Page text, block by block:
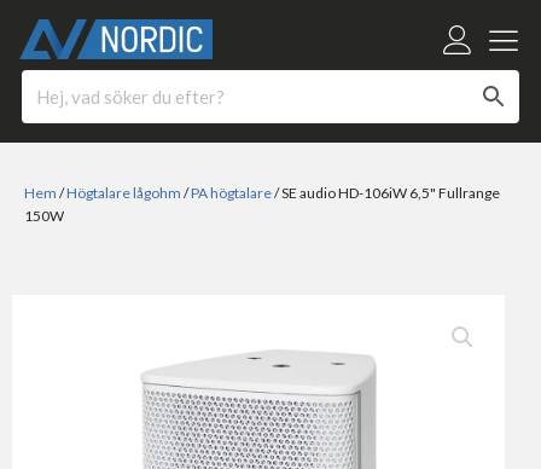
Hem /Högtalare lågohm /PA högtalare/ SE audio HD-106iW 6,5" Fullrange
150W